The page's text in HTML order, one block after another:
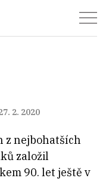
2. 2020
z nejbohatších
založil
90. let ještě v